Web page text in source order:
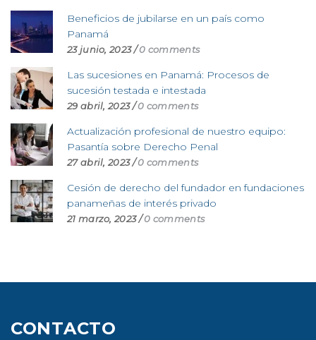
Beneficios de jubilarse en un país como
Panamá
23 junio, 2023 /0 comments
Las sucesiones en Panamá: Procesos de
sucesión testada e intestada
29 abril, 2023 /0 comments
Actualización profesional de nuestro equipo:
Pasantía sobre Derecho Penal
27 abril, 2023 /0 comments
Cesión de derecho del fundador en fundaciones
panameñas de interés privado
21 marzo, 2023 /0 comments
CONTACTO